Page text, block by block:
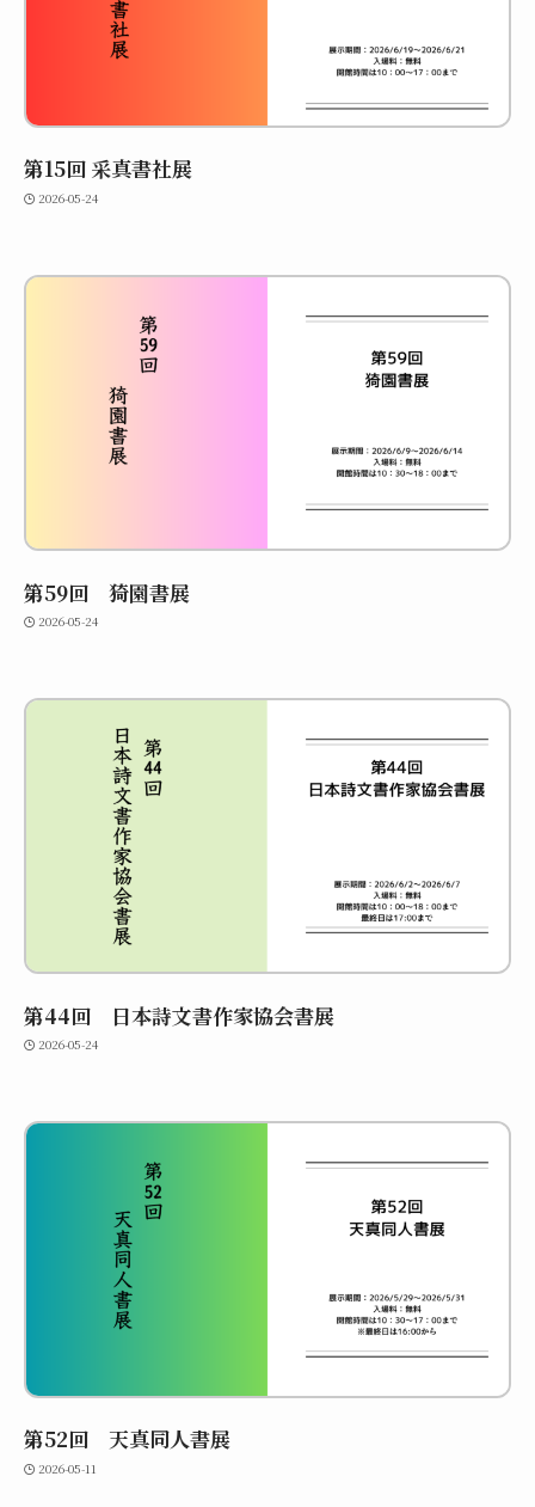
第15回 采真書社展
2026-05-24
第59回 猗園書展
2026-05-24
第44回 日本詩文書作家協会書展
2026-05-24
第52回 天真同人書展
2026-05-11